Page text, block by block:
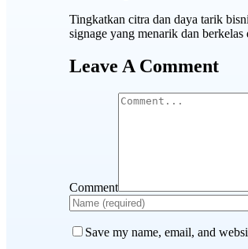
Tingkatkan citra dan daya tarik
signage yang menarik dan
Leave A Comment
Comment
Save my name, email, and